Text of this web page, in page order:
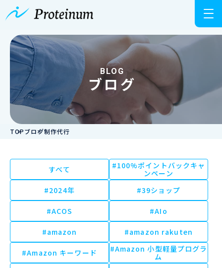
BLOG
ブログ
TOPブログ制作代行
すべて
#100%ポイントバックキャ
ンペーン
#2024年
#39ショップ
#ACOS #AIo
#amazon #amazon rakuten
#Amazon キーワード
#Amazon 小型軽量プログラ
ム